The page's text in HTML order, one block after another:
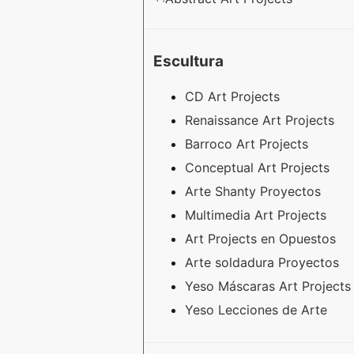
Escultura
CD Art Projects
Renaissance Art Projects
Barroco Art Projects
Conceptual Art Projects
Arte Shanty Proyectos
Multimedia Art Projects
Art Projects en Opuestos
Arte soldadura Proyectos
Yeso Máscaras Art Projects
Yeso Lecciones de Arte